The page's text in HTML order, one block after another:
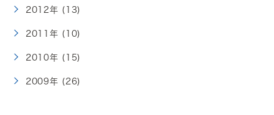
2012年 (13)
2011年 (10)
2010年 (15)
2009年 (26)